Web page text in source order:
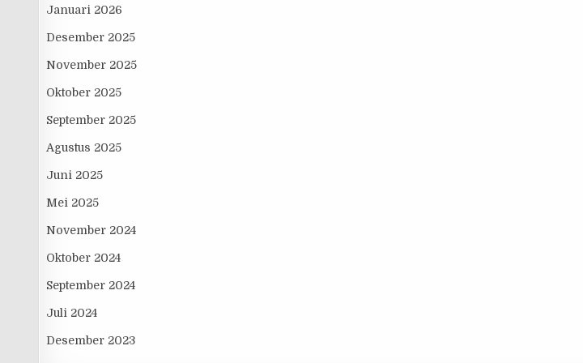
Januari 2026
Desember 2025
November 2025
Oktober 2025
September 2025
Agustus 2025
Juni 2025
Mei 2025
November 2024
Oktober 2024
September 2024
Juli 2024
Desember 2023